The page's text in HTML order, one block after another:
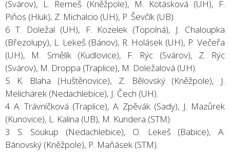
(Svárov), L. Remeš (Kněžpole), M. Kotásková (UH), F.
Piňos (Hluk), Z. Michalcio (UH), P. Ševčík (UB).
6 T. Doležal (UH), F. Kozelek (Topolná), J. Chaloupka
(Březolupy), L. Lekeš (Bánov), R. Holásek (UH), P. Večeřa
(UH), M. Smělík (Kudlovice), F. Rýc (Svárov), Z. Rýc
(Svárov), M. Droppa (Traplice), M. Doležalová (UH).
5 K. Blaha (Huštěnovice), Z. Bělovský (Kněžpole), J.
Melichárek (Nedachlebice), J. Čech (UH).
4 A. Trávníčková (Traplice), A. Zpěvák (Sady), J. Mazůrek
(Kunovice), L. Kalina (UB), M. Kundera (STM).
3 S. Soukup (Nedachlebice), O. Lekeš (Babice), A.
Bánovský (Kněžpole), P. Maňásek (STM).